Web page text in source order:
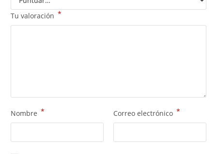
Tu valoración *
Nombre * Correo electrónico *